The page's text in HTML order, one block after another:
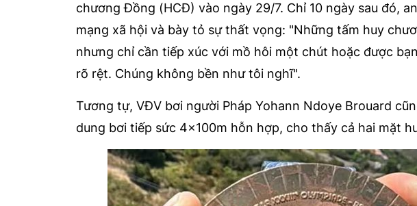
chương Đồng (HCĐ) vào ngày 29/7. Chỉ 10 ngày sau đó,
mạng xã hội và bày tỏ sự thất vọng: "Những tấm huy
nhưng chỉ cần tiếp xúc với mồ hôi một chút hoặc được
rõ rệt. Chúng không bền như tôi nghĩ".
Tương tự, VĐV bơi người Pháp Yohann Ndoye Brouard
dung bơi tiếp sức 4x100m hỗn hợp, cho thấy cả hai mặt